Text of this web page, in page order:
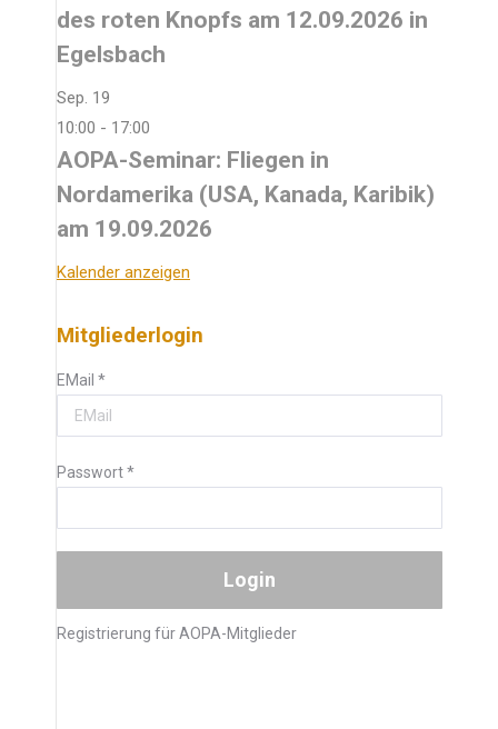
des roten Knopfs am 12.09.2026 in
Egelsbach
Sep. 19
10:00 - 17:00
AOPA-Seminar: Fliegen in
Nordamerika (USA, Kanada, Karibik)
am 19.09.2026
Kalender anzeigen
Mitgliederlogin
EMail *
Passwort*
Registrierung für AOPA-Mitglieder